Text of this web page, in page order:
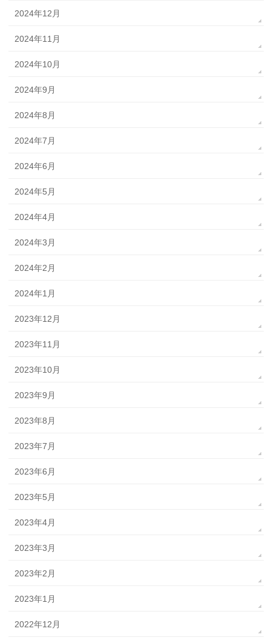
2024年12月
2024年11月
2024年10月
2024年9月
2024年8月
2024年7月
2024年6月
2024年5月
2024年4月
2024年3月
2024年2月
2024年1月
2023年12月
2023年11月
2023年10月
2023年9月
2023年8月
2023年7月
2023年6月
2023年5月
2023年4月
2023年3月
2023年2月
2023年1月
2022年12月